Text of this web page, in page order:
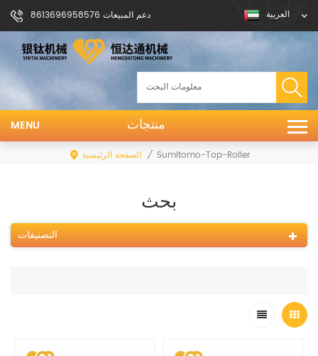
دعم المبيعات 8613696958576 العربية
منتجات MENU
الصفحة الرئيسية / Sumitomo-Top-Roller
بحث
التصنيفات